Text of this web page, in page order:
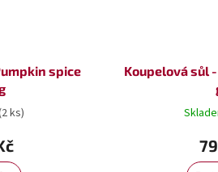
spice
ks)
Koupelová sůl